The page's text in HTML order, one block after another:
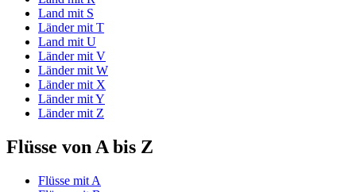
Land mit S
Länder mit T
Land mit U
Länder mit V
Länder mit W
Länder mit X
Länder mit Y
Länder mit Z
Flüsse von A bis Z
Flüsse mit A